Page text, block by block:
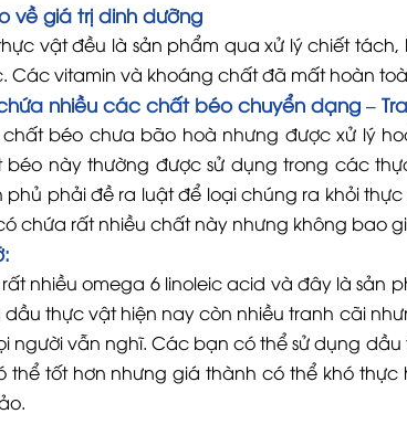
về giá trị dinh dưỡng
vật đều là sản phẩm qua xử lý chiết
Các vitamin và khoáng chất đã mất hoàn
nhiều các chất béo chuyển dạng –
béo chưa bão hoà nhưng được xử lý
béo này thường được sử dụng trong các
phải đề ra luật để loại chúng ra khỏi
chứa rất nhiều chất này nhưng không bao
nhiều omega 6 linoleic acid và đây là sản
dầu thực vật hiện nay còn nhiều tranh cãi
người vẫn nghĩ. Các bạn có thể sử dụng
tốt hơn nhưng giá thành có thể khó thực